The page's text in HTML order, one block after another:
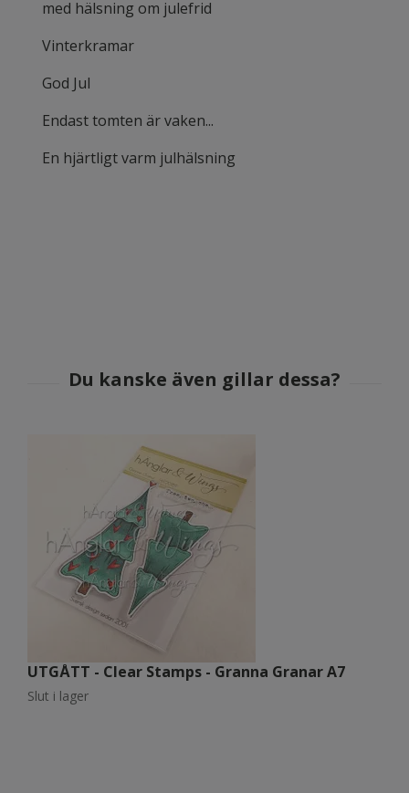
med hälsning om julefrid
Vinterkramar
God Jul
Endast tomten är vaken...
En hjärtligt varm julhälsning
UTGÅTT - Clear Stamps - Granna Granar A7
Slut i lager